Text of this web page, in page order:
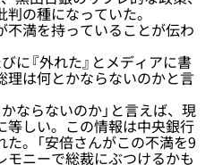
の種になっていた。
満を持っていることが伝わ
に『外れた』とメディアに書
理は何とかならないのかと言
ならないのか」と言えば、現
等しい。この情報は中央銀行
。「安倍さんがこの不満を9
モニーで総裁にぶつけるかも